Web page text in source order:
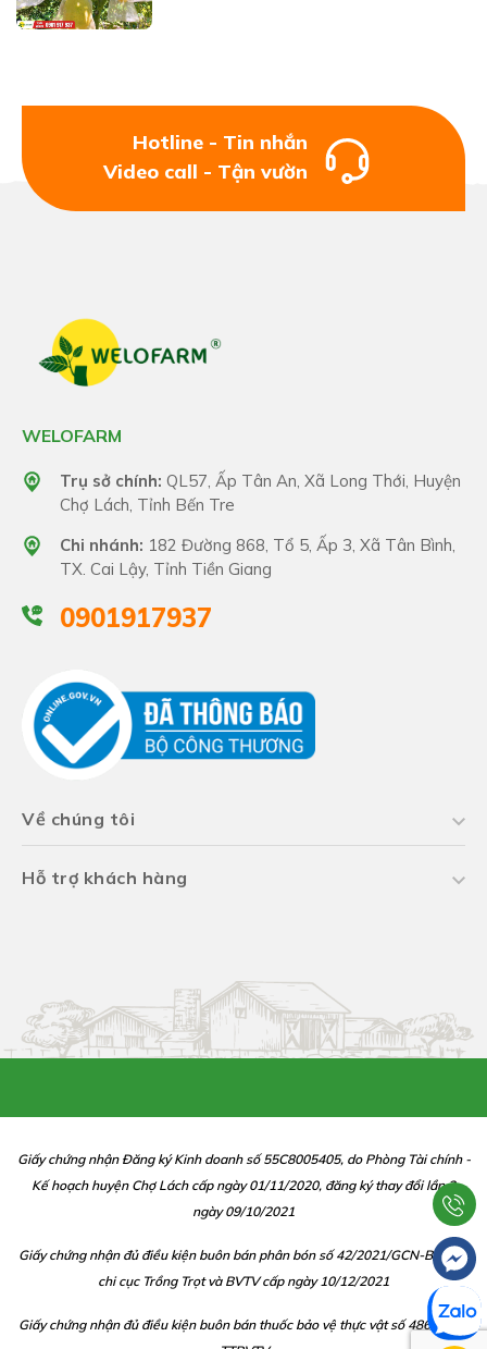
Hotline - Tin nhắn
Video call - Tận vườn
WELOFARM
Trụ sở chính: QL57, Ấp Tân An, Xã Long Thới, Huyện
Chợ Lách, Tỉnh Bến Tre
Chi nhánh: 182 Đường 868, Tổ 5, Ấp 3, Xã Tân Bình,
TX. Cai Lậy, Tỉnh Tiền Giang
0901917937
Về chúng tôi
Hỗ trợ khách hàng
Giấy chứng nhận Đăng ký Kinh doanh số 55C8005405, do Phòng Tài chính -
Kế hoạch huyện Chợ Lách cấp ngày 01/11/2020, đăng ký thay đổi lần 2
ngày 09/10/2021
Giấy chứng nhận đủ điều kiện buôn bán phân bón số 42/2021/GCN-BBP do
chi cục Trồng Trọt và BVTV cấp ngày 10/12/2021
Giấy chứng nhận đủ điều kiện buôn bán thuốc bảo vệ thực vật số 486/CGN-